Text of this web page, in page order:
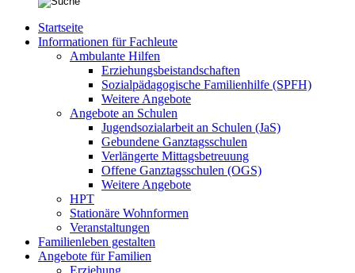
Startseite
Informationen für Fachleute
Ambulante Hilfen
Erziehungsbeistandschaften
Sozialpädagogische Familienhilfe (SPFH)
Weitere Angebote
Angebote an Schulen
Jugendsozialarbeit an Schulen (JaS)
Gebundene Ganztagsschulen
Verlängerte Mittagsbetreuung
Offene Ganztagsschulen (OGS)
Weitere Angebote
HPT
Stationäre Wohnformen
Veranstaltungen
Familienleben gestalten
Angebote für Familien
Erziehung